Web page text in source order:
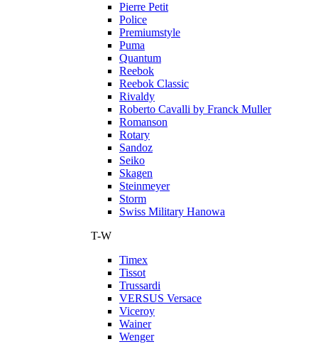
Pierre Petit
Police
Premiumstyle
Puma
Quantum
Reebok
Reebok Classic
Rivaldy
Roberto Cavalli by Franck Muller
Romanson
Rotary
Sandoz
Seiko
Skagen
Steinmeyer
Storm
Swiss Military Hanowa
T-W
Timex
Tissot
Trussardi
VERSUS Versace
Viceroy
Wainer
Wenger